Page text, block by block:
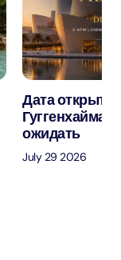
Дата
Гуггенхайма
ожидать
July 29 2026